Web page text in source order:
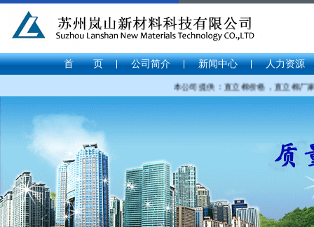
首 页 公司简介 新闻中心 人力资源
本公司提供：直立棉价格，直立棉厂